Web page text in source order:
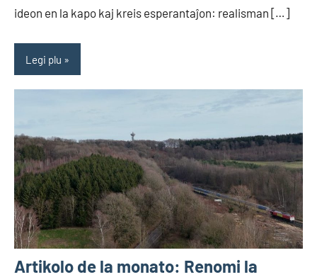
ideon en la kapo kaj kreis esperantaĵon: realisman […]
Legi plu
Artikolo de la monato: Renomi la